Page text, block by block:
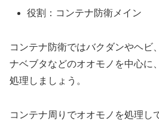
役割：コンテナ防衛メイン
コンテナ防衛ではバクダンやヘビ
ナベブタなどのオオモノを中心に
処理しましょう。
コンテナ周りでオオモノを処理し